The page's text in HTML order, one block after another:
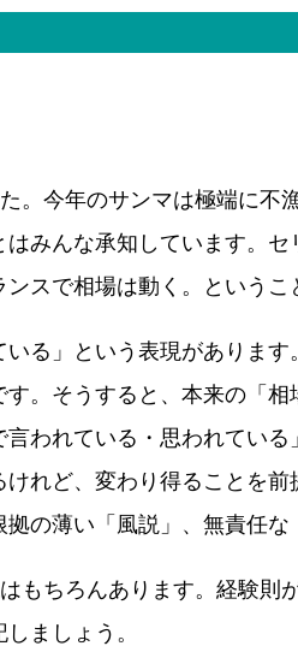
。今年のサンマは極端に不
みんな承知しています。
スで相場は動く。という
いる」という表現がありま
。そうすると、本来の「
言われている・思われてい
れど、変わり得ることを
拠の薄い「風説」、無責任
もちろんあります。経験則
ましょう。